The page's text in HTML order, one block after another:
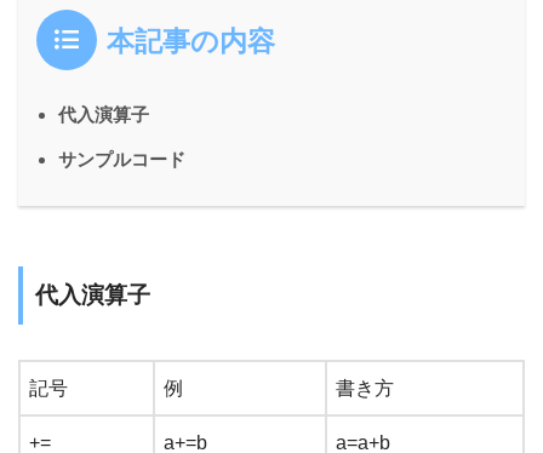
本記事の内容
代入演算子
サンプルコード
代入演算子
記号 例 書き方
+= a+=b a=a+b